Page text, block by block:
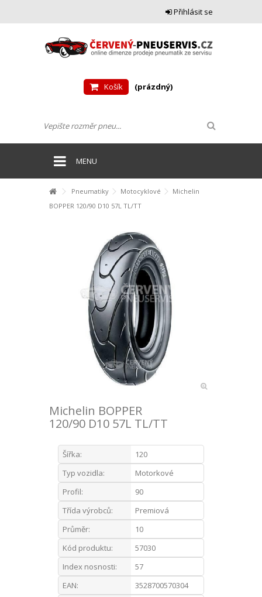
Přihlásit se
Košík (prázdný)
MENU
Pneumatiky Motocyklové
Michelin
BOPPER 120/90 D10 57L TL/TT
Michelin BOPPER
120/90 D10 57L TL/TT
Šířka:
120
Typ vozidla:
Motorkové
Profil:
90
Třída výrobců:
Premiová
Průměr:
10
Kód produktu:
57030
Index nosnosti:
57
EAN:
3528700570304